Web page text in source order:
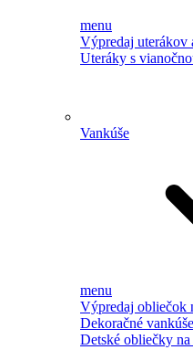
menu
Výpredaj uterákov
Uteráky s
Vankúše
menu
Výpredaj obliečok
Dekoračné vankúše
Detské obliečky na